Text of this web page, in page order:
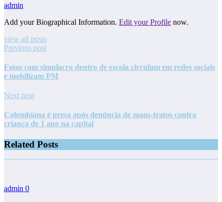
admin
Add your Biographical Information. Edit your Profile now.
view all posts
Previous post
Fotos com simulacro dentro de escola circulam em redes sociais
e mobilizam PM
Next post
Colombiana é presa após denúncia de maus-tratos contra
criança de 1 ano na capital
Related Posts
admin 0